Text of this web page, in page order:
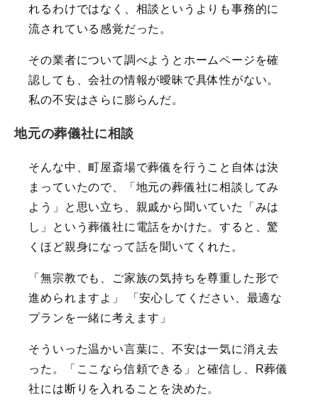
れるわけではなく、相談というよりも事務的に
流されている感覚だった。
その業者について調べようとホームページを確
認しても、会社の情報が曖昧で具体性がない。
私の不安はさらに膨らんだ。
地元の葬儀社に相談
そんな中、町屋斎場で葬儀を行うこと自体は決
まっていたので、「地元の葬儀社に相談してみ
よう」と思い立ち、親戚から聞いていた「みは
し」という葬儀社に電話をかけた。すると、驚
くほど親身になって話を聞いてくれた。
「無宗教でも、ご家族の気持ちを尊重した形で
進められますよ」 「安心してください、最適な
プランを一緒に考えます」
そういった温かい言葉に、不安は一気に消え去
った。「ここなら信頼できる」と確信し、R葬儀
社には断りを入れることを決めた。